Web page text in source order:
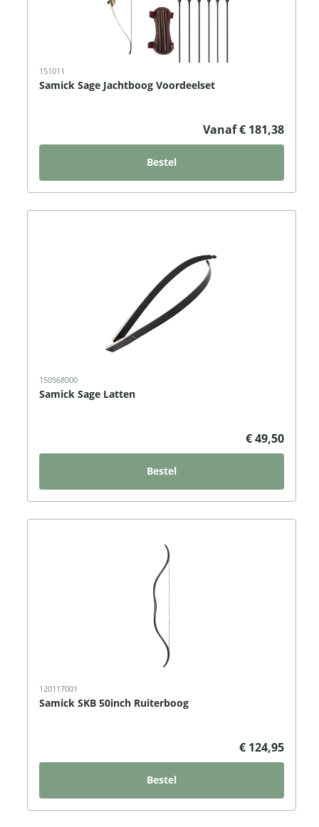
151011
Samick Sage Jachtboog Voordeelset
Vanaf € 181,38
Bestel
150568000
Samick Sage Latten
€ 49,50
Bestel
120117001
Samick SKB 50inch Ruiterboog
€ 124,95
Bestel